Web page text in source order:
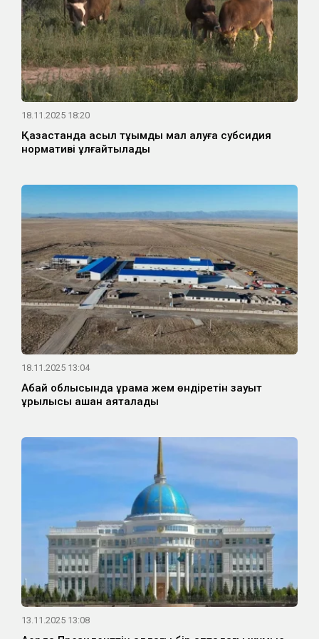
18.11.2025 18:20
Қазақстанда асыл тұқымды мал алуға субсидия
нормативі ұлғайтылады
18.11.2025 13:04
Абай облысында құрама жем өндіретін зауыт
құрылысы қашан аяқталады
13.11.2025 13:08